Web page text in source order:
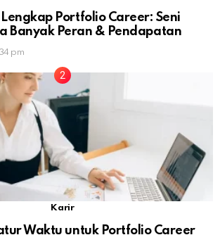
Portfolio Career: Seni
Banyak Peran & Pendapatan
pm
Karir
Waktu untuk Portfolio Career